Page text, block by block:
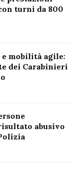
turni da 800
mobilità agile:
dei Carabinieri
abusivo